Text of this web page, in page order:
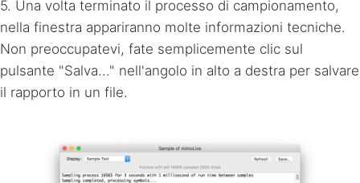
5. Una volta terminato il processo di campionamento,
nella finestra appariranno molte informazioni tecniche.
Non preoccupatevi, fate semplicemente clic sul
pulsante "Salva..." nell'angolo in alto a destra per salvare
il rapporto in un file.